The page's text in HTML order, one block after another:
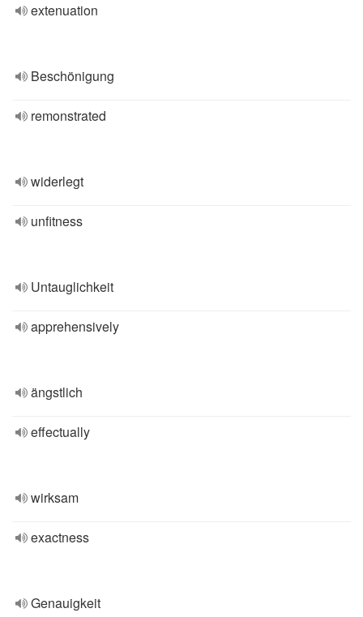
extenuation
Beschönigung
remonstrated
widerlegt
unfitness
Untauglichkeit
apprehensively
ängstlich
effectually
wirksam
exactness
Genauigkeit